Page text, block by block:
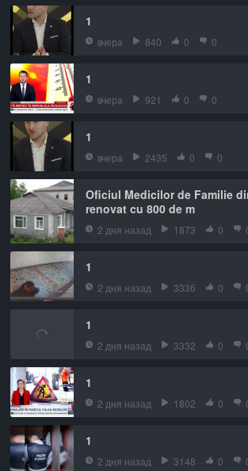
1
вчера 840 0 0
1
вчера 921 0 0
1
вчера 2435 0 0
Oficiul Medicilor de Familie
renovat cu 800 de m
2 дня назад 1873 0
1
2 дня назад 3336 0
1
2 дня назад 3332 0
1
2 дня назад 1802 0
1
2 дня назад 3148 0